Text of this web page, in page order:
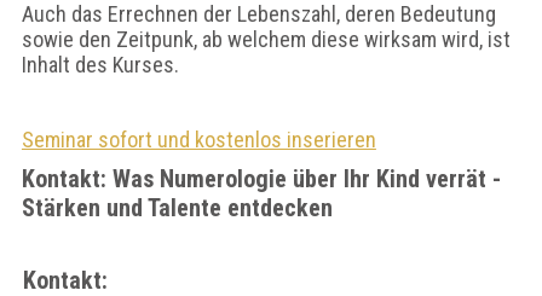
Auch das Errechnen der Lebenszahl, deren Bedeutung
sowie den Zeitpunk, ab welchem diese wirksam wird, ist
Inhalt des Kurses.
Seminar sofort und kostenlos inserieren
Kontakt: Was Numerologie über Ihr Kind verrät -
Stärken und Talente entdecken
Kontakt: